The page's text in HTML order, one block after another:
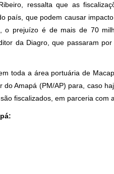
ressalta que as
país, que podem causar
o prejuízo é de mais de 70
da Diagro, que passaram
toda a área portuária de
Amapá (PM/AP) para, caso
fiscalizados, em parceria com